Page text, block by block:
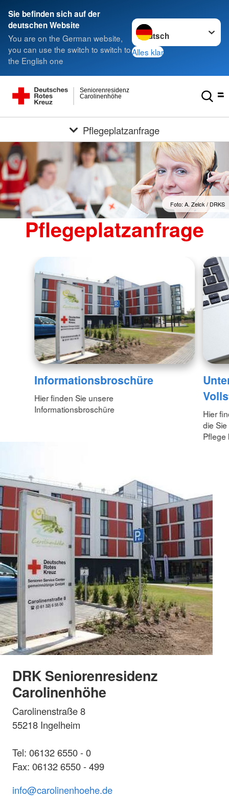
Sie befinden sich auf der
deutschen Website
You are on the German website,
you can use the switch to switch to
the English one
Sprache wechseln zu
Alles klar
Carolinenhöhe
Seniorenresidenz
Pflegeplatzanfrage
Foto: A. Zelck / DRKS
Pflegeplatzanfrage
Informationsbroschüre
Hier finden Sie unsere
Informationsbroschüre
Hier
die
Pflege
DRK Seniorenresidenz
Carolinenhöhe
Carolinenstraße 8
55218 Ingelheim
Tel: 06132 6550 - 0
Fax: 06132 6550 - 499
info@carolinenhoehe.de